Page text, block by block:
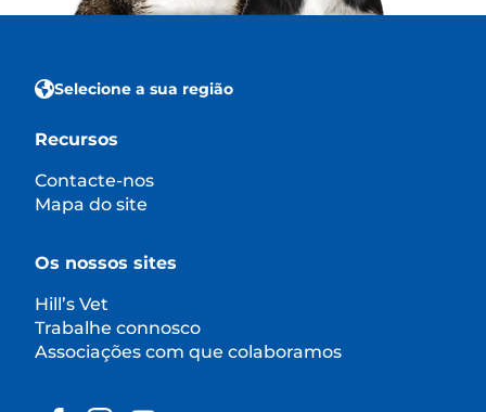
Selecione a sua região
Recursos
Contacte-nos
Mapa do site
Os nossos sites
Hill’s Vet
Trabalhe connosco
Associações com que colaboramos